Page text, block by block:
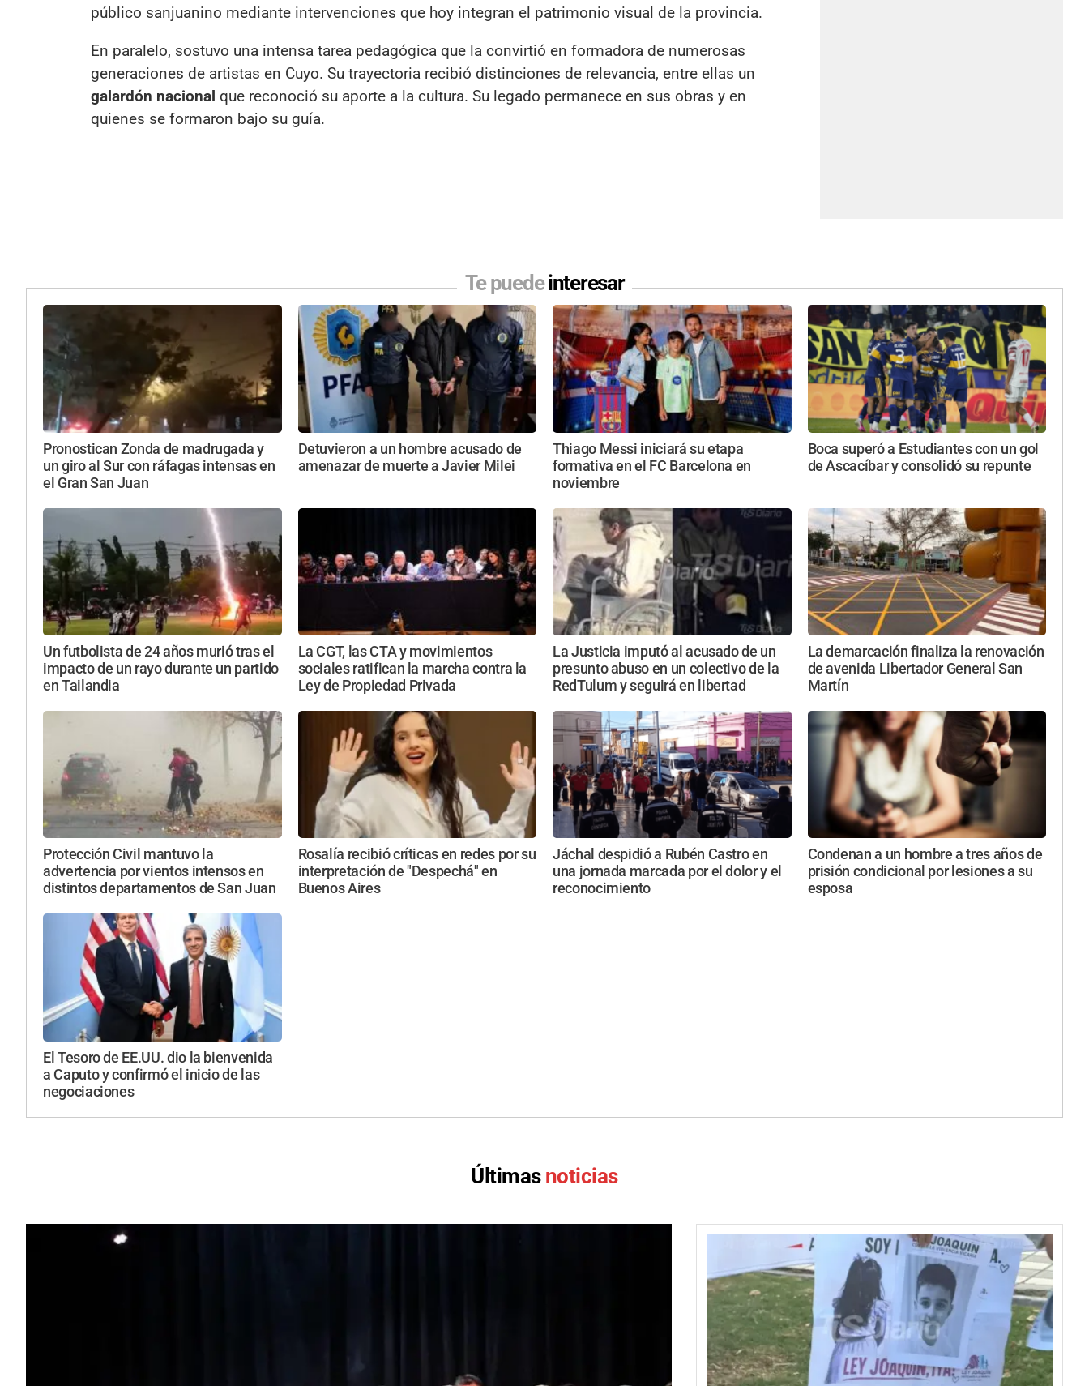
público sanjuanino mediante intervenciones que hoy integran el patrimonio visual de la provincia.
En paralelo, sostuvo una intensa tarea pedagógica que la convirtió en formadora de numerosas
generaciones de artistas en Cuyo. Su trayectoria recibió distinciones de relevancia, entre ellas un
galardón nacional que reconoció su aporte a la cultura. Su legado permanece en sus obras y en
quienes se formaron bajo su guía.
Te puedeinteresar
Pronostican Zonda de madrugada y
un giro al Sur con ráfagas intensas en
el Gran San Juan
Detuvieron a un hombre acusado de
amenazar de muerte a Javier Milei
Thiago Messi iniciará su etapa
formativa en el FC Barcelona en
noviembre
Boca superó a Estudiantes con un gol
de Ascacíbar y consolidó su repunte
Un futbolista de 24 años murió tras el
impacto de un rayo durante un partido
en Tailandia
La CGT, las CTA y movimientos
sociales ratifican la marcha contra la
Ley de Propiedad Privada
La Justicia imputó al acusado de un
presunto abuso en un colectivo de la
RedTulum y seguirá en libertad
La demarcación finaliza la renovación
de avenida Libertador General San
Martín
Protección Civil mantuvo la
advertencia por vientos intensos en
distintos departamentos de San Juan
Rosalía recibió críticas en redes por su
interpretación de "Despechá" en
Buenos Aires
Jáchal despidió a Rubén Castro en
una jornada marcada por el dolor y el
reconocimiento
Condenan a un hombre a tres años de
prisión condicional por lesiones a su
esposa
El Tesoro de EE.UU. dio la bienvenida
a Caputo y confirmó el inicio de las
negociaciones
Últimas noticias